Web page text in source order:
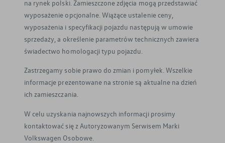
na rynek polski. Zamieszczone zdjęcia mogą przedstawiać
wyposażenie opcjonalne. Wiążące ustalenie ceny,
wyposażenia i specyfikacji pojazdu następują w umowie
sprzedaży, a określenie parametrów technicznych zawiera
świadectwo homologacji typu pojazdu.
Zastrzegamy sobie prawo do zmian i pomyłek. Wszelkie
informacje prezentowane na stronie są aktualne na dzień
ich zamieszczania.
W celu uzyskania najnowszych informacji prosimy
kontaktować się z Autoryzowanym Serwisem Marki
Volkswagen Osobowe.